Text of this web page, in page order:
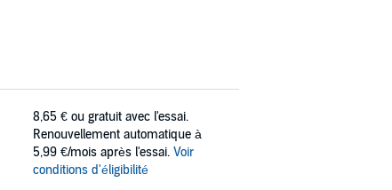
8,65 € ou gratuit avec l'essai.
Renouvellement automatique à
5,99 €/mois après l'essai. Voir
conditions d'éligibilité